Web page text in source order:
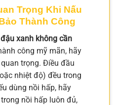
Trọng Khi Nấu
Thành Công
xanh không cần
công mỹ mãn, hãy
trọng. Điều đầu
nhiệt độ) đều trong
dùng nồi hấp, hãy
nồi hấp luôn đủ,